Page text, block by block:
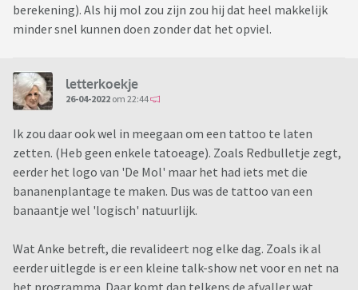
berekening). Als hij mol zou zijn zou hij dat heel makkelijk
minder snel kunnen doen zonder dat het opviel.
letterkoekje
26-04-2022 om 22:44
Ik zou daar ook wel in meegaan om een tattoo te laten
zetten. (Heb geen enkele tatoeage). Zoals Redbulletje zegt,
eerder het logo van 'De Mol' maar het had iets met die
bananenplantage te maken. Dus was de tattoo van een
banaantje wel 'logisch' natuurlijk.
Wat Anke betreft, die revalideert nog elke dag. Zoals ik al
eerder uitlegde is er een kleine talk-show net voor en net na